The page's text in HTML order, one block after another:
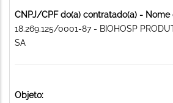
CNPJ/CPF do(a) contratado(a) - Nome
18.269.125/0001-87 - BIOHOSP
SA
Objeto: